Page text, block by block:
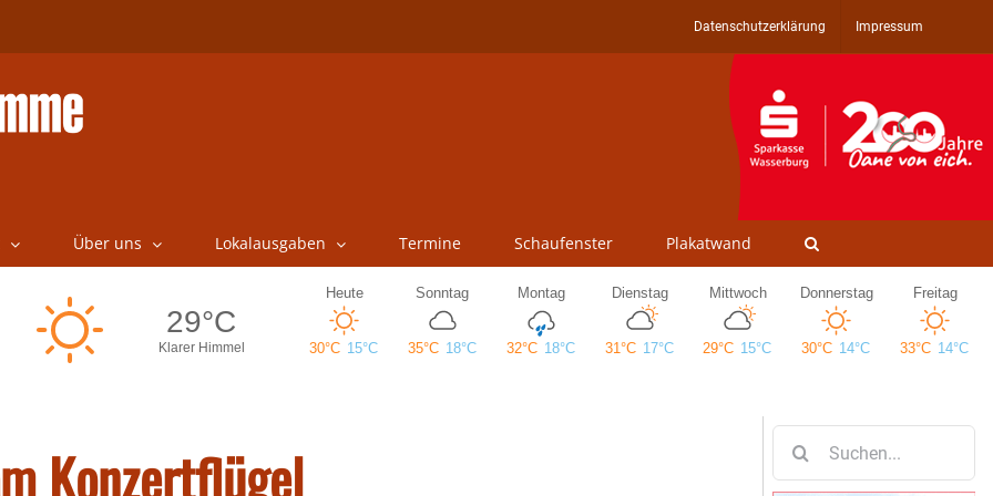
Datenschutzerklärung Impressum
Über uns Lokalausgaben Termine Schaufenster Plakatwand
Konzertflügel
nach: